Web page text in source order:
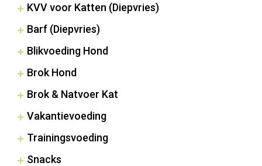
KVV voor Katten (Diepvries)
Barf (Diepvries)
Blikvoeding Hond
Brok Hond
Brok & Natvoer Kat
Vakantievoeding
Trainingsvoeding
Snacks